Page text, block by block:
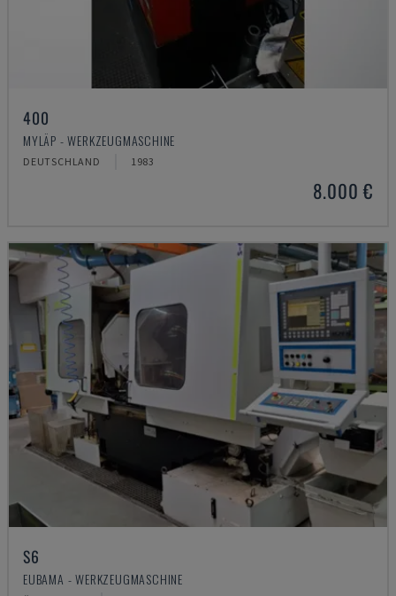
400
MYLÄP - WERKZEUGMASCHINE
DEUTSCHLAND 1983
8.000 €
S6
EUBAMA - WERKZEUGMASCHINE